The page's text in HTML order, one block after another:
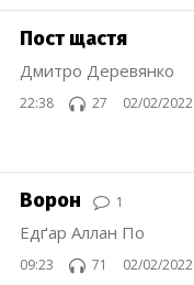
Пост щастя
Дмитро Деревянко
22:38 27 02/02/2022
Ворон 1
Едґар Аллан По
09:23 71 02/02/2022